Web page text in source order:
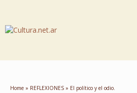
Home » REFLEXIONES » El político y el odio.